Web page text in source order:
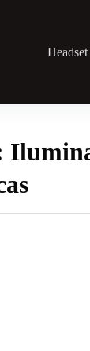
Headset